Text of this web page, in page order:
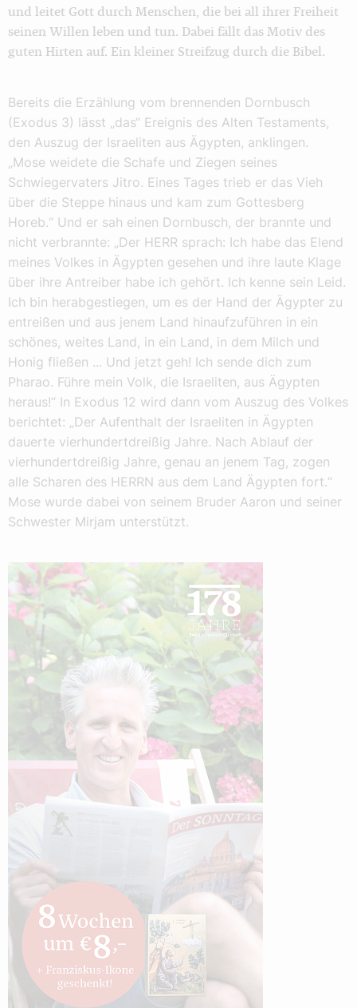
und leitet Gott durch Menschen, die bei all ihrer Freiheit
seinen Willen leben und tun. Dabei fällt das Motiv des
guten Hirten auf. Ein kleiner Streifzug durch die Bibel.
Bereits die Erzählung vom brennenden Dornbusch
(Exodus 3) lässt „das“ Ereignis des Alten Testaments,
den Auszug der Israeliten aus Ägypten, anklingen.
„Mose weidete die Schafe und Ziegen seines
Schwiegervaters Jitro. Eines Tages trieb er das Vieh
über die Steppe hinaus und kam zum Gottesberg
Horeb.“ Und er sah einen Dornbusch, der brannte und
nicht verbrannte: „Der HERR sprach: Ich habe das Elend
meines Volkes in Ägypten gesehen und ihre laute Klage
über ihre Antreiber habe ich gehört. Ich kenne sein Leid.
Ich bin herabgestiegen, um es der Hand der Ägypter zu
entreißen und aus jenem Land hinaufzuführen in ein
schönes, weites Land, in ein Land, in dem Milch und
Honig fließen ... Und jetzt geh! Ich sende dich zum
Pharao. Führe mein Volk, die Israeliten, aus Ägypten
heraus!“ In Exodus 12 wird dann vom Auszug des Volkes
berichtet: „Der Aufenthalt der Israeliten in Ägypten
dauerte vierhundertdreißig Jahre. Nach Ablauf der
vierhundertdreißig Jahre, genau an jenem Tag, zogen
alle Scharen des HERRN aus dem Land Ägypten fort.“
Mose wurde dabei von seinem Bruder Aaron und seiner
Schwester Mirjam unterstützt.